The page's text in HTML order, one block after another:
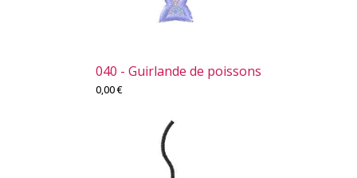
040 - Guirlande de poissons
0,00€